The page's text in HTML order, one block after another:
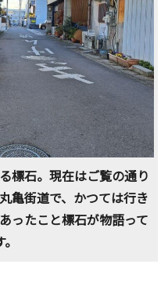
標石。現在はご覧の通り
亀街道で、かつては行き
ったこと標石が物語って